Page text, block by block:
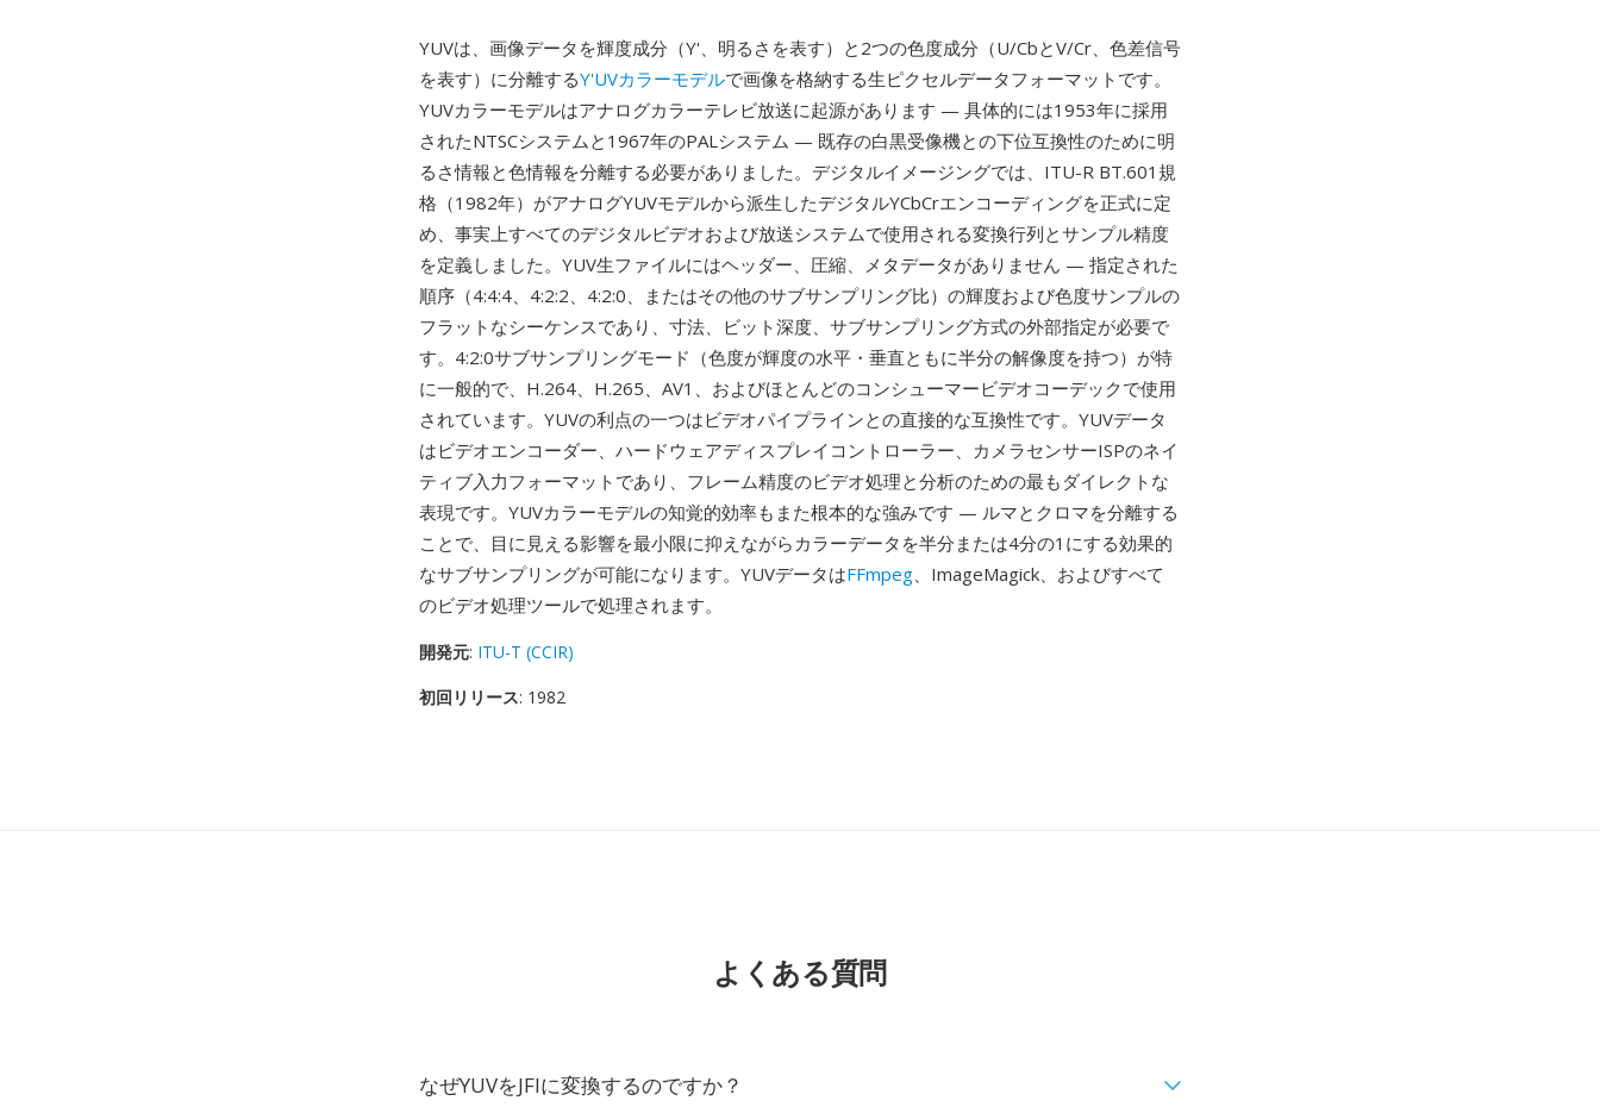
YUVは、画像データを輝度成分（Y'、明るさを表す）と2つの色度成分（U/CbとV/Cr、色差信号
を表す）に分離するY'UVカラーモデルで画像を格納する生ピクセルデータフォーマットです。
YUVカラーモデルはアナログカラーテレビ放送に起源があります — 具体的には1953年に採用
されたNTSCシステムと1967年のPALシステム — 既存の白黒受像機との下位互換性のために明
るさ情報と色情報を分離する必要がありました。デジタルイメージングでは、ITU-R BT.601規
格（1982年）がアナログYUVモデルから派生したデジタルYCbCrエンコーディングを正式に定
め、事実上すべてのデジタルビデオおよび放送システムで使用される変換行列とサンプル精度
を定義しました。YUV生ファイルにはヘッダー、圧縮、メタデータがありません — 指定された
順序（4:4:4、4:2:2、4:2:0、またはその他のサブサンプリング比）の輝度および色度サンプルの
フラットなシーケンスであり、寸法、ビット深度、サブサンプリング方式の外部指定が必要で
す。4:2:0サブサンプリングモード（色度が輝度の水平・垂直ともに半分の解像度を持つ）が特
に一般的で、H.264、H.265、AV1、およびほとんどのコンシューマービデオコーデックで使用
されています。YUVの利点の一つはビデオパイプラインとの直接的な互換性です。YUVデータ
はビデオエンコーダー、ハードウェアディスプレイコントローラー、カメラセンサーISPのネイ
ティブ入力フォーマットであり、フレーム精度のビデオ処理と分析のための最もダイレクトな
表現です。YUVカラーモデルの知覚的効率もまた根本的な強みです — ルマとクロマを分離する
ことで、目に見える影響を最小限に抑えながらカラーデータを半分または4分の1にする効果的
なサブサンプリングが可能になります。YUVデータはFFmpeg、ImageMagick、およびすべて
のビデオ処理ツールで処理されます。
開発元: ITU-T (CCIR)
初回リリース: 1982
よくある質問
なぜYUVをJFIに変換するのですか？